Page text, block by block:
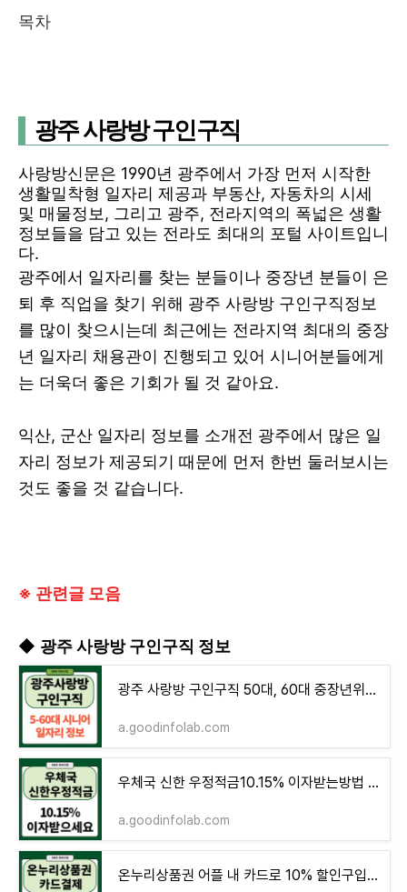
목차
광주 사랑방 구인구직
사랑방신문은 1990년 광주에서 가장 먼저 시작한
생활밀착형 일자리 제공과 부동산, 자동차의 시세
및 매물정보, 그리고 광주, 전라지역의 폭넓은 생활
정보들을 담고 있는 전라도 최대의 포털 사이트입니
다.
광주에서 일자리를 찾는 분들이나 중장년 분들이 은
퇴 후 직업을 찾기 위해 광주 사랑방 구인구직정보
를 많이 찾으시는데 최근에는 전라지역 최대의 중장
년 일자리 채용관이 진행되고 있어 시니어분들에게
는 더욱더 좋은 기회가 될 것 같아요.
익산, 군산 일자리 정보를 소개전 광주에서 많은 일
자리 정보가 제공되기 때문에 먼저 한번 둘러보시는
것도 좋을 것 같습니다.
※ 관련글 모음
◆ 광주 사랑방 구인구직 정보
광주 사랑방 구인구직 50대, 60대 중장년위주 채용 일자리 시니어인턴십
a.goodinfolab.com
우체국 신한 우정적금10.15% 이자받는방법 만기수령액은 얼마
a.goodinfolab.com
온누리상품권 어플 내 카드로 10% 할인구입(사용처조회)